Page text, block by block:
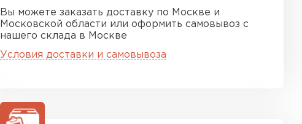
Вы можете заказать доставку по Москве и
Московской области или оформить самовывоз с
нашего склада в Москве
Условия доставки и самовывоза